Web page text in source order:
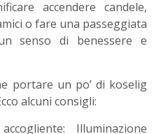
accendere candele,
o fare una passeggiata
senso di benessere e
portare un po’ di koselig
alcuni consigli:
Illuminazione